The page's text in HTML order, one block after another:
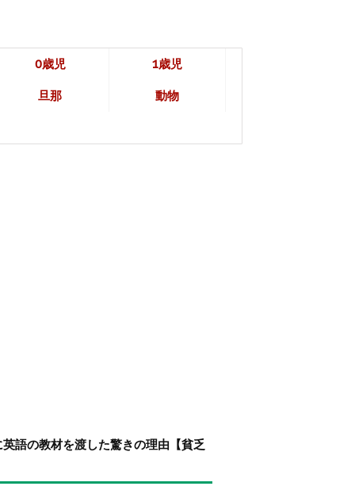
0歳児 1歳児
旦那 動物
語の教材を渡した驚きの理由【貧乏